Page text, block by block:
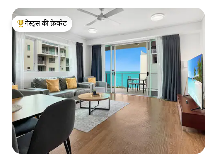
गेस्ट्स का टॉप फ़ेवरेट
गेस्ट्स की फ़ेवरेट